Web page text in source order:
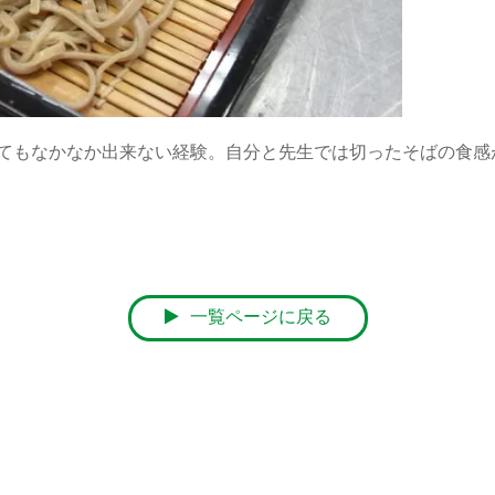
もなかなか出来ない経験。自分と先生では切ったそばの食
一覧ページに戻る